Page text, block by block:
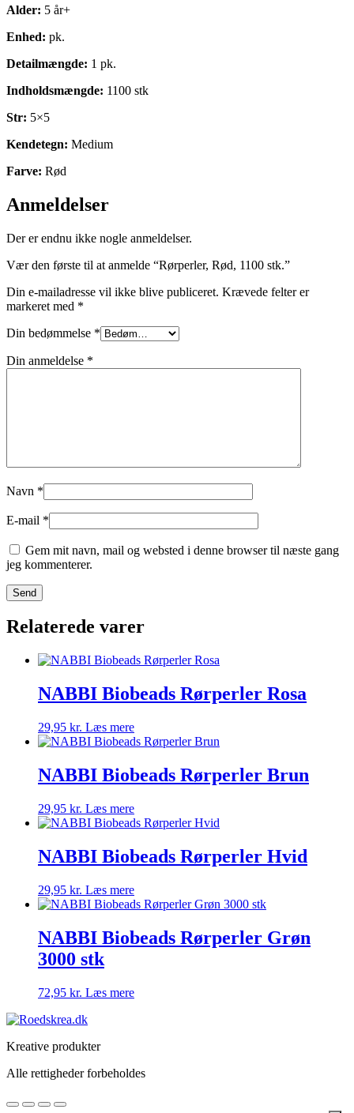
Alder: 5 år+
Enhed: pk.
Detailmængde: 1 pk.
Indholdsmængde: 1100 stk
Str: 5×5
Kendetegn: Medium
Farve: Rød
Anmeldelser
Der er endnu ikke nogle anmeldelser.
Vær den første til at anmelde “Rørperler, Rød, 1100 stk.”
Din e-mailadresse vil ikke blive publiceret. Krævede felter er
markeret med *
Din bedømmelse *
Din anmeldelse *
Navn *
E-mail *
Gem mit navn, mail og websted i denne browser til næste gang
jeg kommenterer.
Relaterede varer
NABBI Biobeads Rørperler Rosa
29,95 kr. Læs mere
NABBI Biobeads Rørperler Brun
29,95 kr. Læs mere
NABBI Biobeads Rørperler Hvid
29,95 kr. Læs mere
NABBI Biobeads Rørperler Grøn
3000 stk
72,95 kr. Læs mere
Kreative produkter
Alle rettigheder forbeholdes